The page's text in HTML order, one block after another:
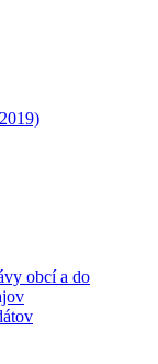
obcí a do